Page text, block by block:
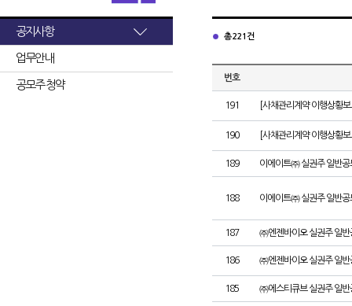
공지사항
업무안내
공모주 청약
총 221건
번호
191 [사채관리계약 이행상황
190 [사채관리계약 이행상황
189 이에이트㈜ 실권주 일반공
188 이에이트㈜ 실권주 일반공
187 ㈜엔젠바이오 실권주 일반
186 ㈜엔젠바이오 실권주 일반
185 ㈜에스티큐브 실권주 일반